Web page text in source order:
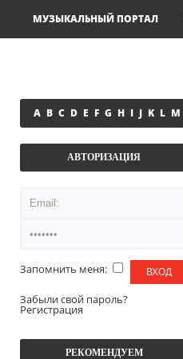
МУЗЫКАЛЬНЫЙ ПОРТАЛ
A B C D E F G H I J K L M
АВТОРИЗАЦИЯ
Запомнить меня:
Забыли свой пароль?
Регистрация
РЕКОМЕНДУЕМ